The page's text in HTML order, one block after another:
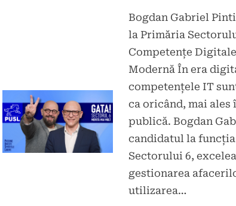
Candidat
la
Primăria
Sectorului
Bogdan Gabriel
la Primăria
Competențe
Modernă În era
competențele IT
ca oricând, mai
publică. Bogdan
candidatul la
Sectorului 6,
gestionarea
utilizarea…